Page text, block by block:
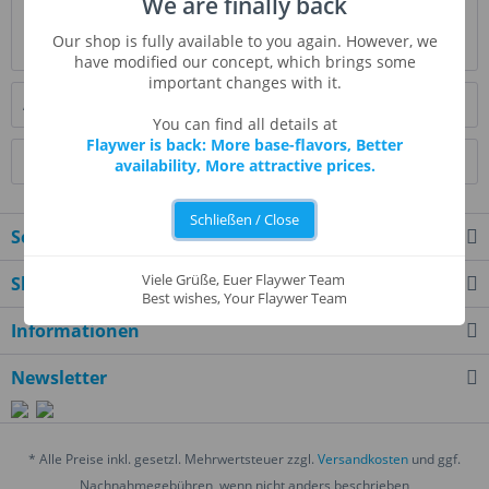
0
Bewertungen lesen, schreiben und diskutieren...mehr
Ähnliche Artikel
Kunden kauften auch
Service Hotline
Shop Service
Informationen
Newsletter
* Alle Preise inkl. gesetzl. Mehrwertsteuer zzgl. Versandkosten und ggf.
Our shop is fully available to you again. However, we
have modified our concept, which brings some
important changes with it.
You can find all details at
Flaywer is back: More base-flavors, Better
availability, More attractive prices.
Schließen / Close
Viele Grüße, Euer Flaywer Team
Best wishes, Your Flaywer Team